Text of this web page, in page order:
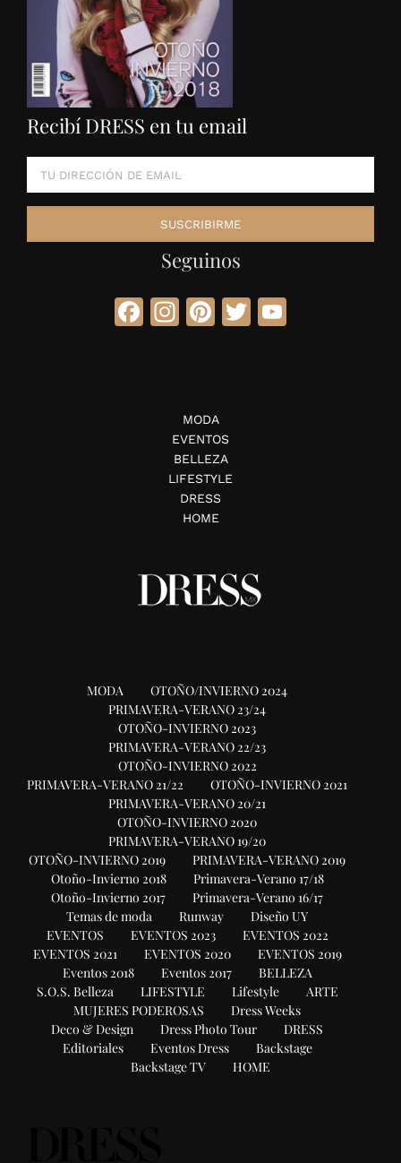
Con gran éxito, ART/CO
abrió una Galería por una
semana.
Un té rosa completo para dos, para colaborar con la
Fundación “Clarita Berenbau” El "Mes Rosa" es una
campaña [...]